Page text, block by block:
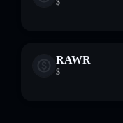
$—
—
RAWR
$—
—